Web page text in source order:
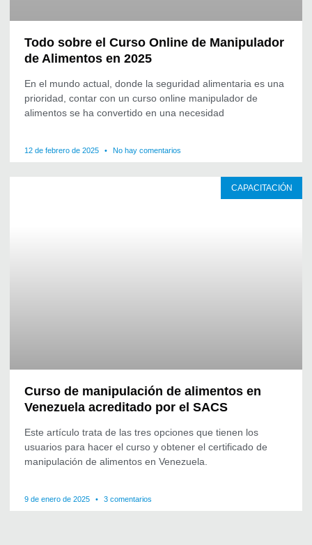
Todo sobre el Curso Online de Manipulador
de Alimentos en 2025
En el mundo actual, donde la seguridad alimentaria es una
prioridad, contar con un curso online manipulador de
alimentos se ha convertido en una necesidad
12 de febrero de 2025 No hay comentarios
CAPACITACIÓN
Curso de manipulación de alimentos en
Venezuela acreditado por el SACS
Este artículo trata de las tres opciones que tienen los
usuarios para hacer el curso y obtener el certificado de
manipulación de alimentos en Venezuela.
9 de enero de 2025 3 comentarios